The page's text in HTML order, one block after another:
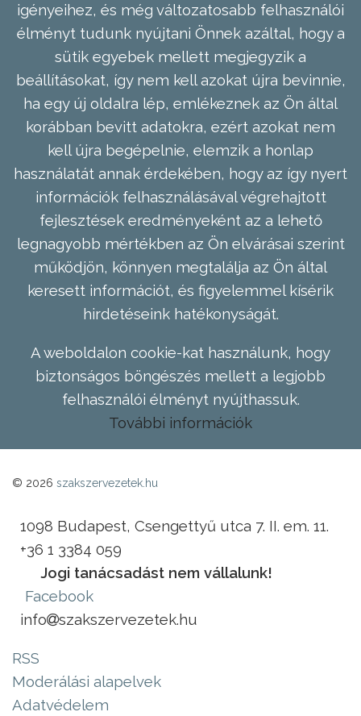
igényeihez, és még változatosabb felhasználói
élményt tudunk nyújtani Önnek azáltal, hogy a
sütik egyebek mellett megjegyzik a
beállításokat, így nem kell azokat újra bevinnie,
ha egy új oldalra lép, emlékeznek az Ön által
korábban bevitt adatokra, ezért azokat nem
kell újra begépelnie, elemzik a honlap
használatát annak érdekében, hogy az így nyert
információk felhasználásával végrehajtott
fejlesztések eredményeként az a lehető
legnagyobb mértékben az Ön elvárásai szerint
működjön, könnyen megtalálja az Ön által
keresett információt, és figyelemmel kísérik
hirdetéseink hatékonyságát.
A weboldalon cookie-kat használunk, hogy
biztonságos böngészés mellett a legjobb
felhasználói élményt nyújthassuk.
További információk
© 2026 szakszervezetek.hu
1098 Budapest, Csengettyű utca 7. II. em. 11.
+36 1 3384 059
Jogi tanácsadást nem vállalunk!
Facebook
info
szakszervezetek.hu
RSS
Moderálási alapelvek
Adatvédelem